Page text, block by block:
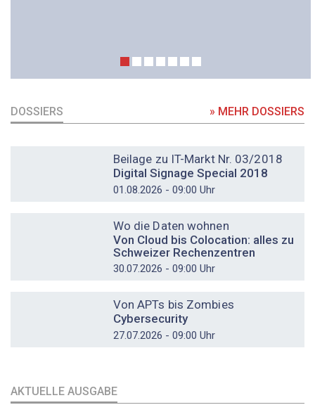
DOSSIERS » MEHR DOSSIERS
Beilage zu IT-Markt Nr. 03/2018
Digital Signage Special 2018
01.08.2026 - 09:00 Uhr
Wo die Daten wohnen
Von Cloud bis Colocation: alles zu
Schweizer Rechenzentren
30.07.2026 - 09:00 Uhr
Von APTs bis Zombies
Cybersecurity
27.07.2026 - 09:00 Uhr
AKTUELLE AUSGABE